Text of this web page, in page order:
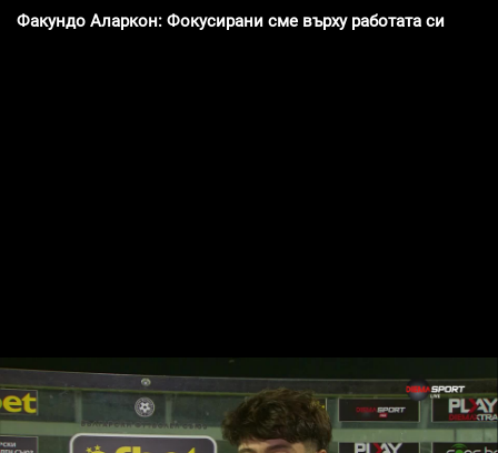
Факундо Аларкон: Фокусирани сме върху работата си на